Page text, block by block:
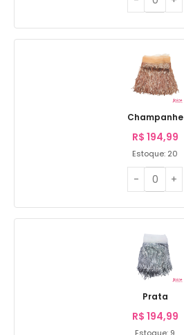
Champanhe
R$ 194,99
Estoque: 20
Prata
R$ 194,99